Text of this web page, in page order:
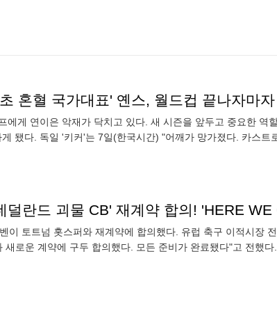
에게 연이은 악재가 닥치고 있다. 새 시즌을 앞두고 중요한 역
됐다. 독일 '키커'는 7일(한국시간) "어깨가 망가졌다. 카스트
이 토트넘 홋스퍼와 재계약에 합의했다. 유럽 축구 이적시장
로운 계약에 구두 합의했다. 모든 준비가 완료됐다"고 전했다